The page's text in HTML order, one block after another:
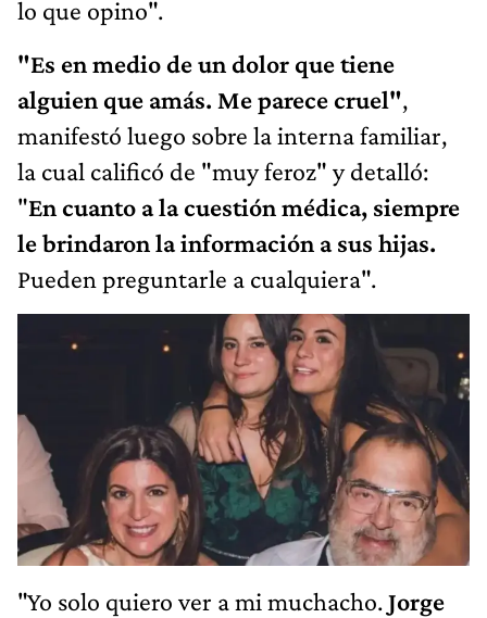
lo que opino".
"Es en medio de un dolor que tiene
alguien que amás. Me parece cruel",
manifestó luego sobre la interna familiar,
la cual calificó de "muy feroz" y detalló:
"En cuanto a la cuestión médica, siempre
le brindaron la información a sus hijas.
Pueden preguntarle a cualquiera".
"Yo solo quiero ver a mi muchacho.Jorge